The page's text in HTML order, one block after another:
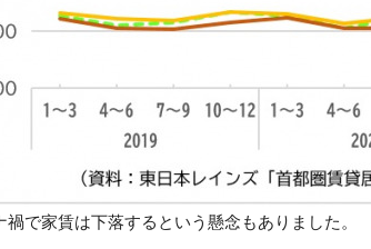
禍で家賃は下落するという懸念もありました。